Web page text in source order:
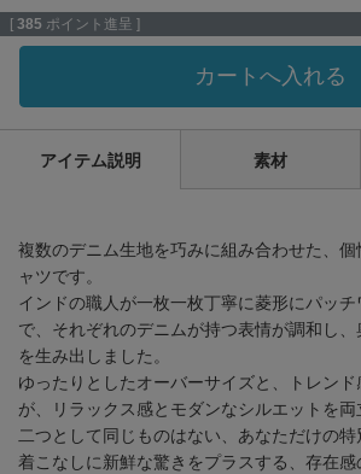
[ 385 ポイント進呈 ]
カートへ入れる
アイテム説明 素材
複数のデニム生地を巧みに組み合わせた、
ャツです。
インドの職人が一枚一枚丁寧に菱形にパッチ
で、それぞれのデニムが持つ表情が調和し
を生み出しました。
ゆったりとしたオーバーサイズと、トレン
が、リラックス感とモダンなシルエットを両
二つとして同じものはない、あなただけの特
着こなしに新鮮な驚きをプラスする、存在